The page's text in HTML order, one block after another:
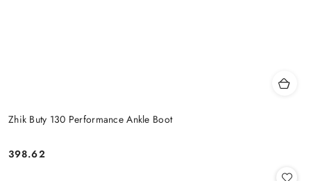
Zhik Buty 130 Performance Ankle Boot
Cena:
398.62